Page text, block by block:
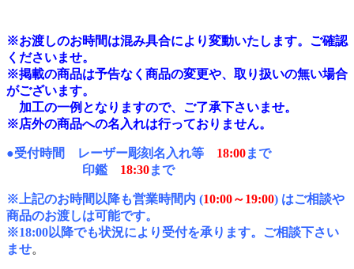
※お渡しのお時間は混み具合により変動いたします。ご確認
くださいませ。
※掲載の商品は予告なく商品の変更や、取り扱いの無い場合
がございます。
加工の一例となりますので、ご了承下さいませ。
※店外の商品への名入れは行っておりません。
●受付時間 レーザー彫刻名入れ等 18:00まで
印鑑 18:30まで
※上記のお時間以降も営業時間内 (10:00～19:00) はご相談や
商品のお渡しは可能です。
※18:00以降でも状況により受付を承ります。ご相談下さい
ませ。